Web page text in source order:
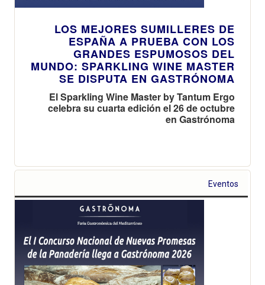
LOS MEJORES SUMILLERES DE
ESPAÑA A PRUEBA CON LOS
GRANDES ESPUMOSOS DEL
MUNDO: SPARKLING WINE MASTER
SE DISPUTA EN GASTRÓNOMA
El Sparkling Wine Master by Tantum Ergo
celebra su cuarta edición el 26 de octubre
en Gastrónoma
Eventos